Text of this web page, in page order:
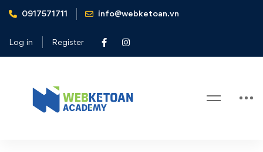
0917571711 info@webketoan.vn
Log in Register
Home
Nghiệp vụ Kế toán & Thuế
THÁNG 07/2024